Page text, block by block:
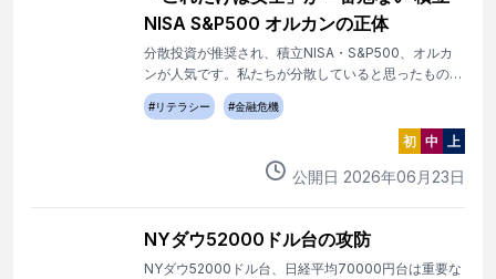
NISA S&P500 オルカンの正体
分散投資が推奨され、積立NISA・S&P500、オルカ
ンが人気です。私たちが分散していると思ったものが
実際には歴史上、例を見ない規模の集中でした。プロ
も見逃す盲点です。
#リテラシー #金融危機
初 中 上
公開日 2026年06 月 23日
NYダウ52000ドル台の攻防
NYダウ52000ドル台、日経平均70000円台は重要な